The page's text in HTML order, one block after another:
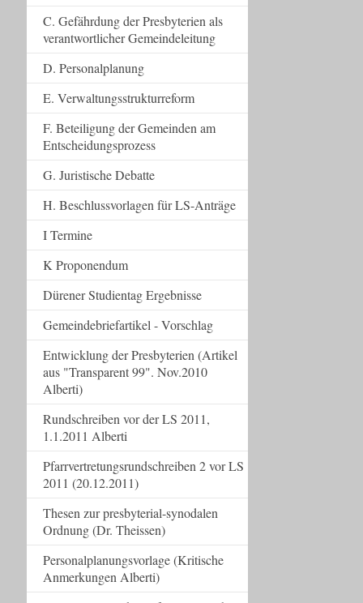
C. Gefährdung der Presbyterien als
verantwortlicher Gemeindeleitung
D. Personalplanung
E. Verwaltungsstrukturreform
F. Beteiligung der Gemeinden am
Entscheidungsprozess
G. Juristische Debatte
H. Beschlussvorlagen für LS-Anträge
I Termine
K Proponendum
Dürener Studientag Ergebnisse
Gemeindebriefartikel - Vorschlag
Entwicklung der Presbyterien (Artikel
aus "Transparent 99". Nov.2010
Alberti)
Rundschreiben vor der LS 2011,
1.1.2011 Alberti
Pfarrvertretungsrundschreiben 2 vor LS
2011 (20.12.2011)
Thesen zur presbyterial-synodalen
Ordnung (Dr. Theissen)
Personalplanungsvorlage (Kritische
Anmerkungen Alberti)